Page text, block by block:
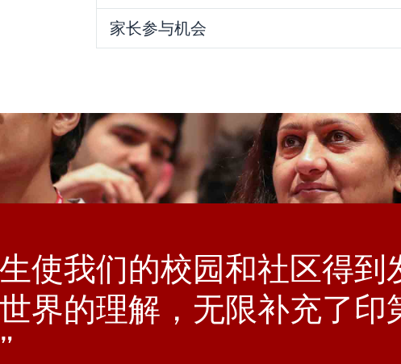
家长参与机会
使我们的校园和社区得
界的理解，无限补充了印